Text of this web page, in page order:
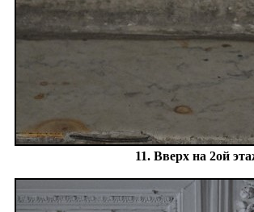
11. Вверх на 2ой